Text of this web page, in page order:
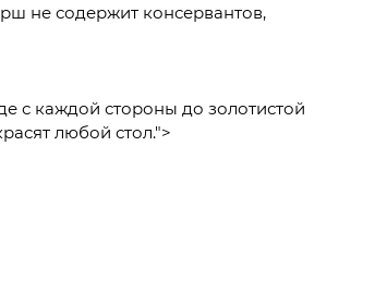
не содержит консервантов,
с каждой стороны до золотистой
любой стол.">